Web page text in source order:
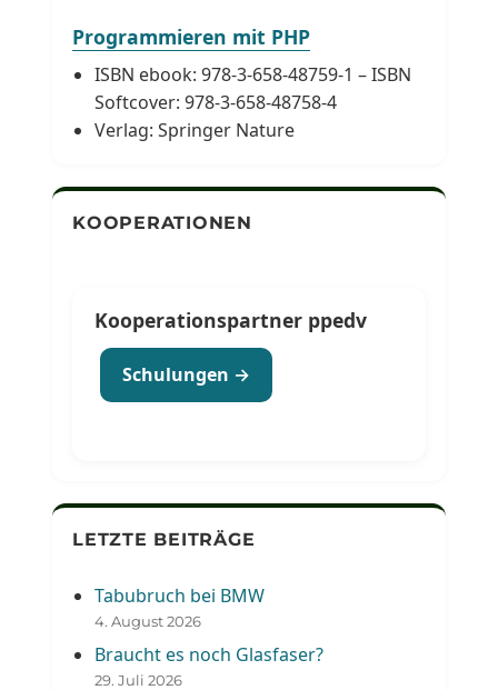
Programmieren mit PHP
ISBN ebook: 978-3-658-48759-1 – ISBN
Softcover: 978-3-658-48758-4
Verlag: Springer Nature
KOOPERATIONEN
Kooperationspartner ppedv
Schulungen →
LETZTE BEITRÄGE
Tabubruch bei BMW
4. August 2026
Braucht es noch Glasfaser?
29. Juli 2026